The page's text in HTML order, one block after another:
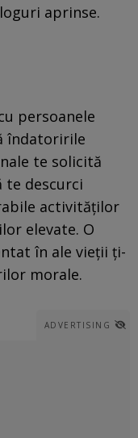
aprinse.
persoanele
îndatoririle
te solicită
descurci
activităților
elevate. O
în ale vieții ți-
morale.
ADVERTISING